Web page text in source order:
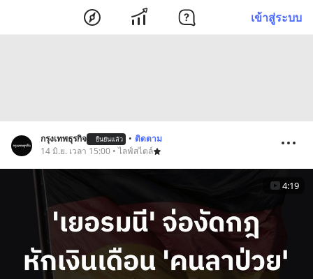
เข้าสู่ระบบ
กรุงเทพธุรกิจ ยืนยันแล้ว • ติดตาม
14 มิ.ย. เวลา 15:00 • ไลฟ์สไตล์
4:19